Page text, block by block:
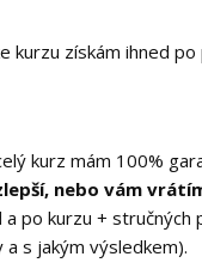
kurzu získám ihned
kurz mám 100%
nebo vám
po kurzu +
s jakým výsledkem).